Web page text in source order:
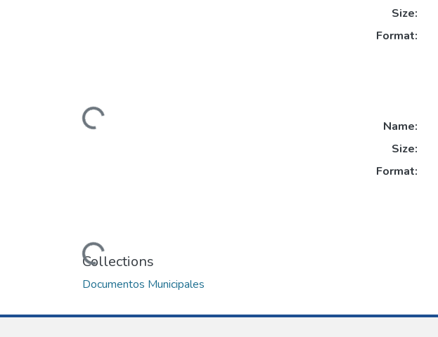
Loading...
Size:
Format:
Loading...
Name:
Size:
Format:
Collections
Documentos Municipales